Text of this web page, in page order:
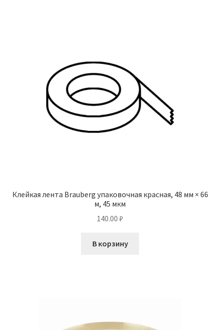
Клейкая лента Brauberg упаковочная красная, 48 мм × 66
м, 45 мкм
140.00 ₽
В корзину